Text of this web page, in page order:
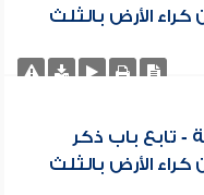
الأرض بالثلث
- تابع باب ذكر
الأرض بالثلث